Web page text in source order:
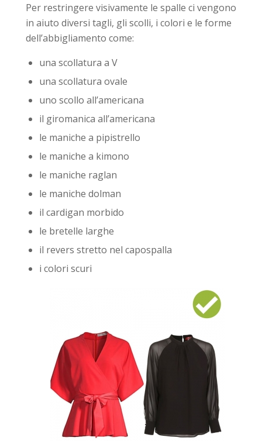
Per restringere visivamente le spalle ci vengono
in aiuto diversi tagli, gli scolli, i colori e le forme
dell’abbigliamento come:
una scollatura a V
una scollatura ovale
uno scollo all’americana
il giromanica all’americana
le maniche a pipistrello
le maniche a kimono
le maniche raglan
le maniche dolman
il cardigan morbido
le bretelle larghe
il revers stretto nel capospalla
i colori scuri